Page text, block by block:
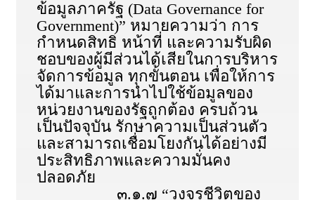
ข้อมูลภาครัฐ (Data Governance for
Government)” หมายความว่า การ
กำหนดสิทธิ หน้าที่ และความรับผิด
ชอบของผู้มีส่วนได้เสียในการบริหาร
จัดการข้อมูล ทุกขั้นตอน เพื่อให้การ
ได้มาและการนำไปใช้ข้อมูลของ
หน่วยงานของรัฐถูกต้อง ครบถ้วน
เป็นปัจจุบัน รักษาความเป็นส่วนตัว
และสามารถเชื่อมโยงกันได้อย่างมี
ประสิทธิภาพและความมั่นคง
ปลอดภัย
๓.๑.๗ “วงจรชีวิตของ